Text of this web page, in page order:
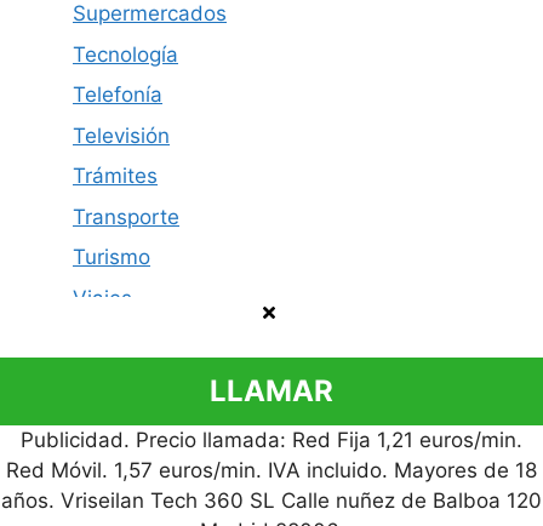
Supermercados
Tecnología
Telefonía
Televisión
Trámites
Transporte
Turismo
Viajes
Política de privacidad Contacto
Aviso legal
© 2026 Cómo Contactar
LLAMAR
Publicidad. Precio llamada: Red Fija 1,21 euros/min.
Red Móvil. 1,57 euros/min. IVA incluido. Mayores de 18
años. Vriseilan Tech 360 SL Calle nuñez de Balboa 120